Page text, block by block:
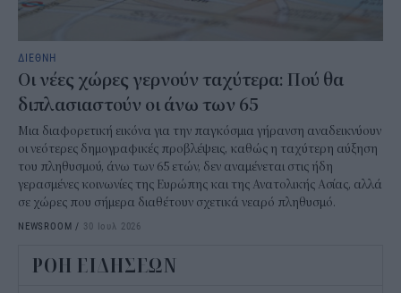
ΔΙΕΘΝΗ
Οι νέες χώρες γερνούν ταχύτερα: Πού θα
διπλασιαστούν οι άνω των 65
Μια διαφορετική εικόνα για την παγκόσμια γήρανση αναδεικνύουν
οι νεότερες δημογραφικές προβλέψεις, καθώς η ταχύτερη αύξηση
του πληθυσμού, άνω των 65 ετών, δεν αναμένεται στις ήδη
γερασμένες κοινωνίες της Ευρώπης και της Ανατολικής Ασίας, αλλά
σε χώρες που σήμερα διαθέτουν σχετικά νεαρό πληθυσμό.
NEWSROOM / 30 Ιουλ 2026
ΡΟΗ ΕΙΔΗΣΕΩΝ